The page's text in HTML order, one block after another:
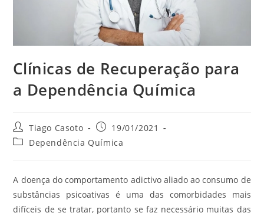
Clínicas de Recuperação para
a Dependência Química
Autor
do
post:
Tiago Casoto
Post
publicado:
19/01/2021
Categoria
Dependência Química
A doença do comportamento adictivo aliado ao consumo de
substâncias psicoativas é uma das comorbidades mais
difíceis de se tratar, portanto se faz necessário muitas das